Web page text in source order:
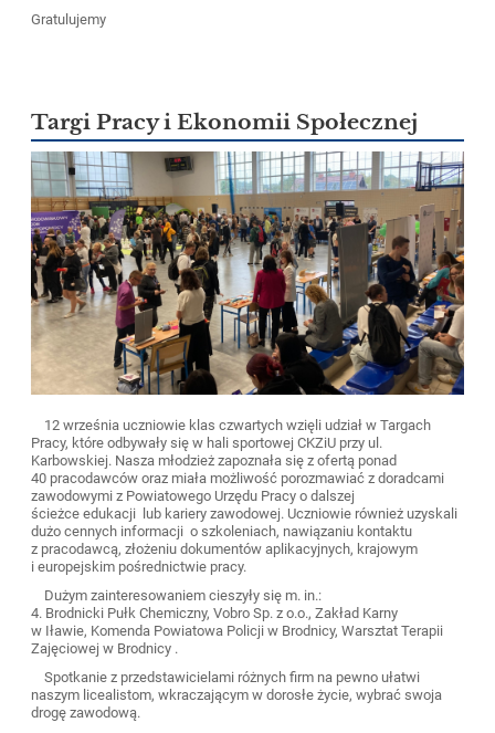
Gratulujemy
Targi Pracy i Ekonomii Społecznej
12 września uczniowie klas czwartych wzięli udział w Targach
Pracy, które odbywały się w hali sportowej CKZiU przy ul.
Karbowskiej. Nasza młodzież zapoznała się z ofertą ponad
40 pracodawców oraz miała możliwość porozmawiać z doradcami
zawodowymi z Powiatowego Urzędu Pracy o dalszej
ścieżce edukacji lub kariery zawodowej. Uczniowie również uzyskali
dużo cennych informacji o szkoleniach, nawiązaniu kontaktu
z pracodawcą, złożeniu dokumentów aplikacyjnych, krajowym
i europejskim pośrednictwie pracy.
Dużym zainteresowaniem cieszyły się m. in.:
4. Brodnicki Pułk Chemiczny, Vobro Sp. z o.o., Zakład Karny
w Iławie, Komenda Powiatowa Policji w Brodnicy, Warsztat Terapii
Zajęciowej w Brodnicy .
Spotkanie z przedstawicielami różnych firm na pewno ułatwi
naszym licealistom, wkraczającym w dorosłe życie, wybrać swoja
drogę zawodową.